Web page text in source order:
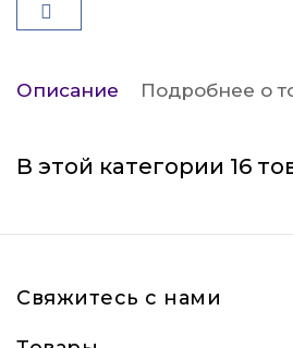
Описание Подробнее о
В этой категории 16
Свяжитесь с нами